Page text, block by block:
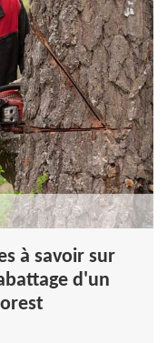
à savoir sur
d'un